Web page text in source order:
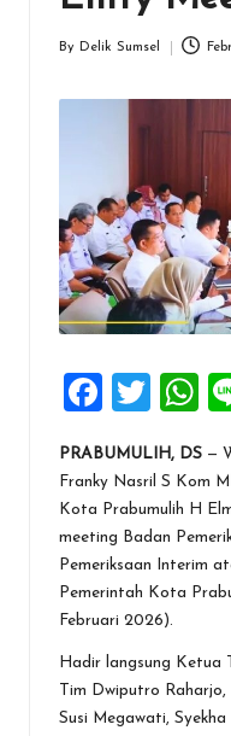
By Delik Sumsel
F
ce
b
o
o
k
T
tt
er s
A
p
PRABUMULIH, DS —
Franky Nasril S Kom
Kota Prabumulih H
meeting Badan
Pemeriksaan Interim
Pemerintah Kota
Februari 2026).
Hadir langsung Ketua
Tim Dwiputro
Susi Megawati,